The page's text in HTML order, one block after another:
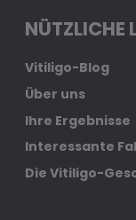
NÜTZLICHE
Vitiligo-Blog
Über uns
Ihre Ergebnisse
Interessante
Die Vitiligo-